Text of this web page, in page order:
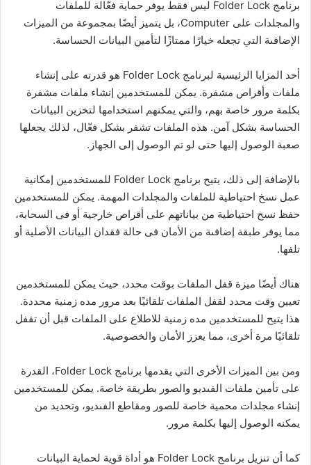
برنامج Folder Lock ليس فقط يوفر حماية فعّالة للملفات
والمجلدات على Computer، بل يتميز أيضًا بمجموعة من الميزات
الإضافىة التي تجعله خيارًا ممتازًا لتأمين البيانات الحساسة.
أحد المزايا الرئيسية لبرنامج Folder Lock هو قدرته على إنشاء
ملفات وأقراص مشفرة. يمكن للمستخدمين إنشاء ملفات مشفرة
بكلمة مرور خاصة بهم، والتي يمكنهم استخدامها لتخزين البيانات
الحساسة بشكل آمن. هذه الملفات تشفر بشكل فعّال، لذلك يجعلها
صعبة الوصول إليها حتى لو تم الوصول إلى الجهاز.
بالإضافة إلى ذلك، يتيح برنامج Folder Lock للمستخدمين إمكانية
عمل نسخ احتياطية للملفات والمجلدات المهمة. يمكن للمستخدمين
حفظ نسخ احتياطية من بياناتهم على أقراص خارجية أو فى السحابة،
مما يوفر طبقة إضافىة من الأمان فى حالة فقدان البيانات الأصلية أو
تلفها.
هناك أيضًا ميزة قفل الملفات بوقت محدد، حيث يمكن للمستخدمين
تعيين وقت محدد لقفل الملفات تلقائيًا بعد مرور مده زمنية محددة.
هذا يتيح للمستخدمين مده زمنية للاطلاع على الملفات قبل أن تقفل
تلقائيًا مرة أخرى، مما يعزز الأمان والخصوصية.
ومن بين الميزات الأخرى التي يقدمها برنامج Folder Lock، القدرة
على تأمين ملفات الفىديو والصور بطريقة خاصة. يمكن للمستخدمين
إنشاء مجلدات محمية خاصة للصور ومقاطع الفىديو، وتحديد من
يمكنه الوصول إليها بكلمة مرور.
كما أن تنزيل برنامج Folder Lock هو أداة قوية لحماية البيانات